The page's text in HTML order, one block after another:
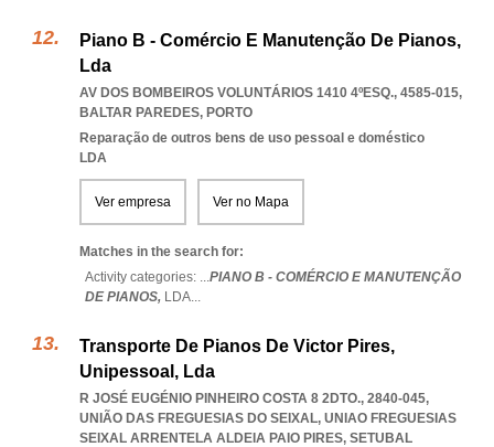
Piano B - Comércio E Manutenção De Pianos,
Lda
AV DOS BOMBEIROS VOLUNTÁRIOS 1410 4ºESQ., 4585-015,
BALTAR PAREDES, PORTO
Reparação de outros bens de uso pessoal e doméstico
LDA
Ver empresa Ver no Mapa
Matches in the search for:
Activity categories: ...PIANO B - COMÉRCIO E MANUTENÇÃO
DE PIANOS, LDA...
Transporte De Pianos De Victor Pires,
Unipessoal, Lda
R JOSÉ EUGÉNIO PINHEIRO COSTA 8 2DTO., 2840-045,
UNIÃO DAS FREGUESIAS DO SEIXAL, UNIAO FREGUESIAS
SEIXAL ARRENTELA ALDEIA PAIO PIRES, SETUBAL